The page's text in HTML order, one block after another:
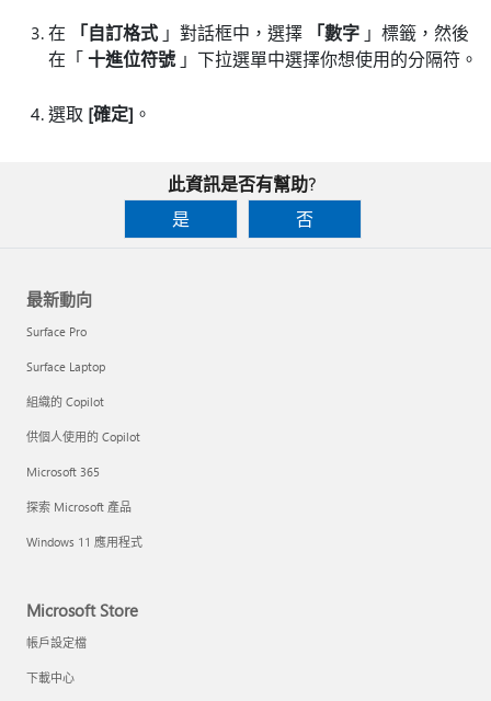
在 「自訂格式 」對話框中，選擇 「數字 」標籤，然後
在「十進位符號 」下拉選單中選擇你想使用的分隔符。
選取 [確定] 。
此資訊是否有幫助?
是
否
最新動向
Surface Pro
Surface Laptop
組織的 Copilot
供個人使用的 Copilot
Microsoft 365
探索 Microsoft 產品
Windows 11 應用程式
Microsoft Store
帳戶設定檔
下載中心